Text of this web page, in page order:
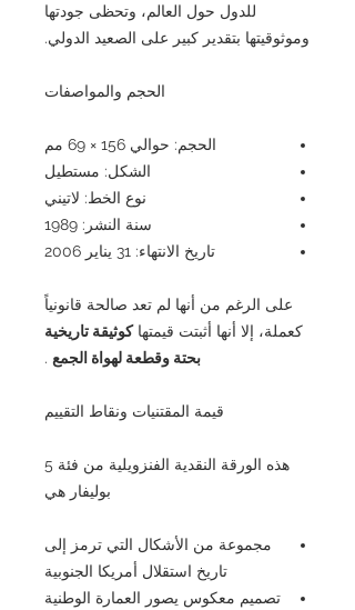
للدول حول العالم، وتحظى جودتها
وموثوقيتها بتقدير كبير على الصعيد الدولي.
الحجم والمواصفات
الحجم: حوالي 156 × 69 مم
الشكل: مستطيل
نوع الخط: لاتيني
سنة النشر: 1989
تاريخ الانتهاء: 31 يناير 2006
على الرغم من أنها لم تعد صالحة قانونياً
كعملة، إلا أنها أثبتت قيمتهاكوثيقة تاريخية
بحتة وقطعة لهواة الجمع .
قيمة المقتنيات ونقاط التقييم
هذه الورقة النقدية الفنزويلية من فئة 5
بوليفار هي
مجموعة من الأشكال التي ترمز إلى
تاريخ استقلال أمريكا الجنوبية
تصميم معكوس يصور العمارة الوطنية